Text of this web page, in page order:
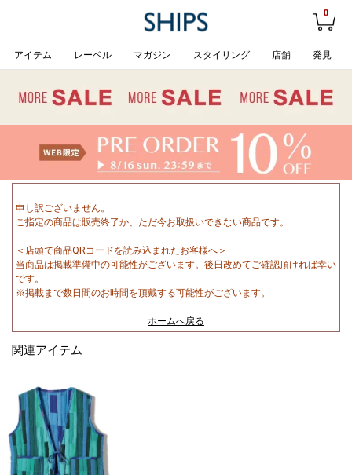
0
アイテム レーベル マガジン スタイリング 店舗 発見
申し訳ございません。
ご指定の商品は販売終了か、ただ今お取扱いできない商品です。
＜店頭で商品QRコードを読み込まれたお客様へ＞
当商品は掲載準備中の可能性がございます。後日改めてご確認頂ければ幸い
です。
※掲載まで数日間のお時間を頂戴する可能性がございます。
ホームへ戻る
関連アイテム